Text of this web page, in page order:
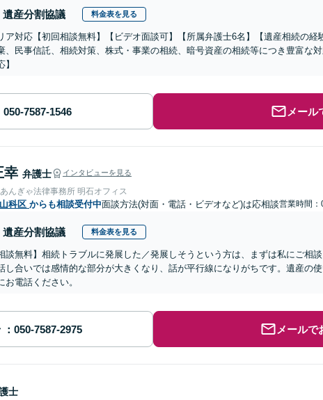
遺産分割協議 料金表を見る
ア対応【初回相談無料】【ビデオ面談可】【所属弁護士6名】【遺産相続の経
、民事信託、相続対策、株式・事業の相続、暗号資産の相続等につき豊富な
メール
幸 弁護士 インタビューを見る
んぎゃ法律事務所 明石オフィス
科区 からも相談受付中面談方法(対面・電話・ビデオなど)は応相談営業時間：
遺産分割協議 料金表を見る
談無料】相続トラブルに発展した／発展しそうという方は、まずは私にご相
し合いでは感情的な部分が大きくなり、話が平行線になりがちです。遺産の
お電話ください。
メールで
士